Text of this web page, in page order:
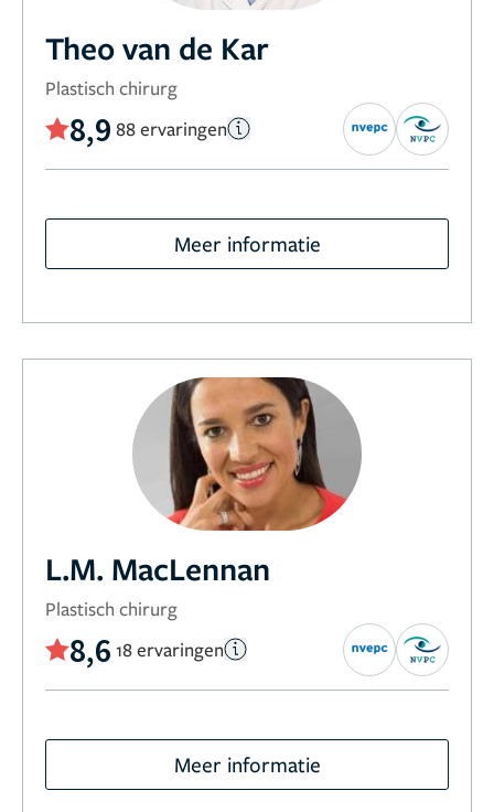
Theo van de Kar
Plastisch chirurg
8,9 88 ervaringen
Meer informatie
L.M. MacLennan
Plastisch chirurg
8,6 18 ervaringen
Meer informatie